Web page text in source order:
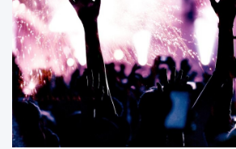
z
d
o
s
k
o
n
a
ł
g
o
!